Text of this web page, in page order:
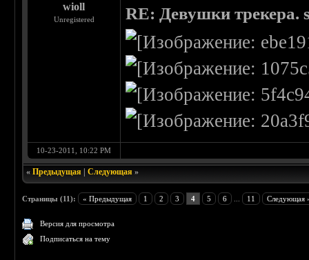
wioll
Unregistered RE: Девушки трекера.
10-23-2011, 10:22 PM
«Предыдущая |Следующая »
Страницы (11): « Предыдущая 1 2 3 4 5 6 11 Следующая
Версия для просмотра
Подписаться на тему